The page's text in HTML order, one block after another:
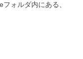
ォルダ内にある、